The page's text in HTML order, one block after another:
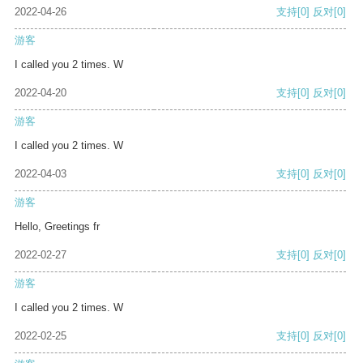
2022-04-26 支持[0] 反对[0]
游客
I called you 2 times. W
2022-04-20 支持[0] 反对[0]
游客
I called you 2 times. W
2022-04-03 支持[0] 反对[0]
游客
Hello, Greetings fr
2022-02-27 支持[0] 反对[0]
游客
I called you 2 times. W
2022-02-25 支持[0] 反对[0]